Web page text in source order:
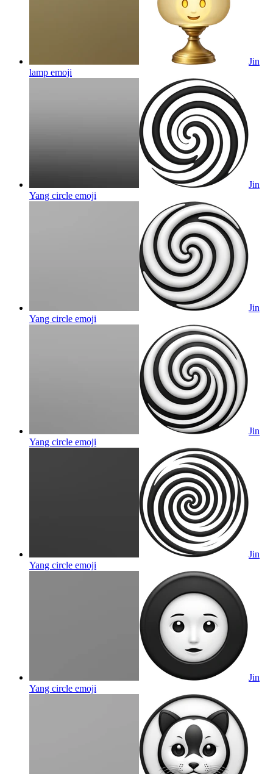
Jin
lamp emoji
Jin
Yang circle emoji
Jin
Yang circle emoji
Jin
Yang circle emoji
Jin
Yang circle emoji
Jin
Yang circle emoji